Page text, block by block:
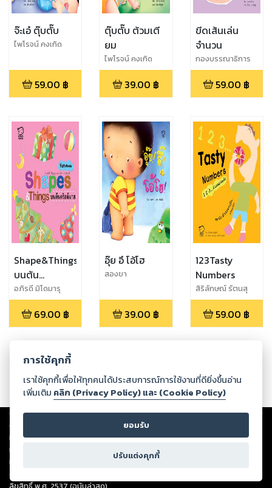
จ๊ะเอ๋ ตุ๊บตั๊บ
ไพโรจน์ คงเกิด
59.00 ฿
ตุ๊บตั๊บ ต้วมเตี
ยม
ไพโรจน์ คงเกิด
39.00 ฿
ขีดเส้นเล่น
จำนวน
กองบรรณาธิการ
59.00 ฿
Shape&Things
บนต้น
คริสต์มาส
อภิรดี มิโดมารุ
69.00 ฿
อุ๊ย อึ โอ้โฮ
สองขา
39.00 ฿
123Tasty
Numbers
สิริลักษณ์ รัตนสุ
วัจน์
59.00 ฿
Copyright ©2026Storylog Co., Ltd. - สตอรี่ล็อกขอสงวนสิทธิ์ไม่รับผิดชอบ
ต่อผลงานหรือเนื้อหาใดที่อัปโหลดผ่านเว็บไซต์และปรากฏว่าละเมิดสิทธิใน
ทรัพย์สินทางปัญญาของบุคคลอื่นหรือขัดต่อกฎหมายและศีลธรรม ดังนั้น ผู้อ่าน
ทุกท่านโปรดใช้วิจารณญาณในการกลั่นกรองด้วยตนเอง และหากท่านพบว่าส่วน
หนึ่งส่วนใดขัดต่อกฎหมายและศีลธรรม กรุณาแจ้งมายังบริษัท เพื่อทีมงานจะได้
ดำเนินการในทันที ทั้งนี้ ทางสตอรี่ล็อกขอสงวนลิขสิทธิ์ตามพระราชบัญญัติ
ลิขสิทธิ์ พ.ศ. 2537 (ฉบับล่าสุด)
การใช้คุกกี้
เราใช้คุกกี้เพื่อให้ทุกคนได้ประสบการณ์การใช้งานที่ดียิ่งขึ้นอ่าน
เพิ่มเติม คลิก (Privacy Policy) และ (Cookie Policy)
ยอมรับ
ปรับแต่งคุกกี้